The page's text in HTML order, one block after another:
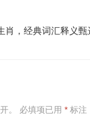
肖，经典词汇释义甄
。 必填项已用 *标注